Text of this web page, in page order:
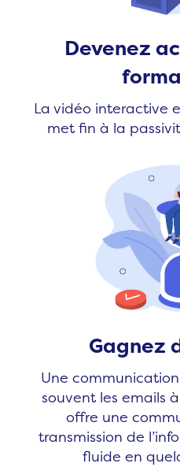
Devenez
La vidéo interactive
met fin à la
Gagnez
Une
souvent les emails
offre une
transmission de
fluide en